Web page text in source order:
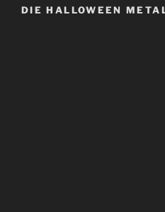
DIE HALLOWEEN